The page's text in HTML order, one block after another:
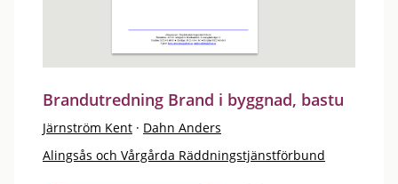
Brandutredning Brand i byggnad, bastu
Järnström Kent · Dahn Anders
Alingsås och Vårgårda Räddningstjänstförbund